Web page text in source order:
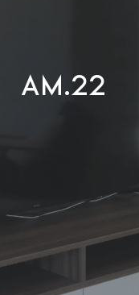
AM.22